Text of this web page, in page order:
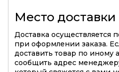
Место доставки
Доставка осуществляется
при оформлении заказа.
доставить товар по иному
сообщить адрес